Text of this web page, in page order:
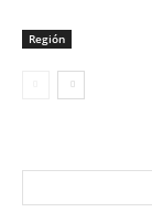
Región